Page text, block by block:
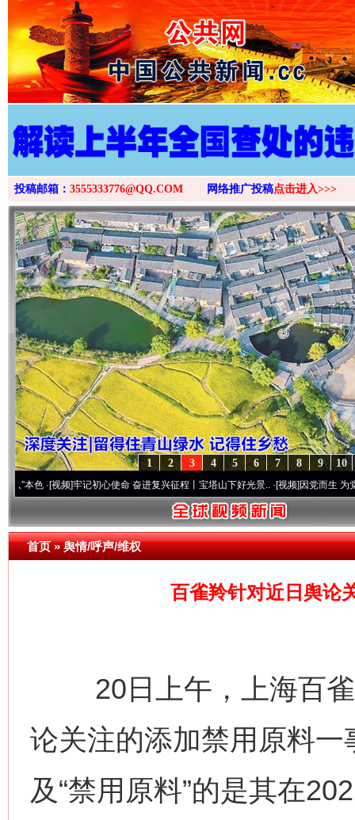
>
投稿邮箱： 3555333776@QQ.COM 网络推广投稿点击进入>>>
10
9
8
7
6
5
4
3
2
1
频]牢记初心使命 奋进复兴征程丨宝塔山下好光景..·[视频]因党而生 为党而战——
首页»舆情/呼声/维权
百雀羚针对近日舆论
20日上午，上海百雀
论关注的添加禁用原料
及“禁用原料”的是其在